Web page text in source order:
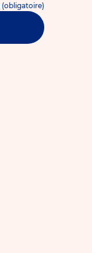
(obligatoire)